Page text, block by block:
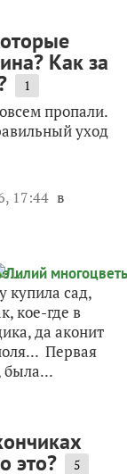
Как за
1
пропали.
уход
17:44 в
купила сад,
кое-где в
да аконит
Первая
была...
это? 5